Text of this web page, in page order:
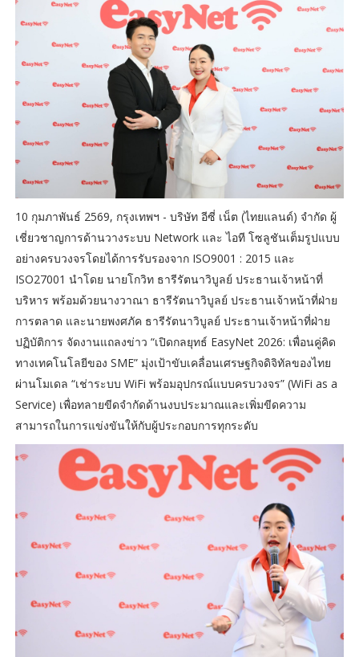
10 กุมภาพันธ์ 2569, กรุงเทพฯ - บริษัท อีซี่ เน็ต (ไทยแลนด์) จำกัด ผู้
เชี่ยวชาญการด้านวางระบบ Network และ ไอที โซลูชันเต็มรูปแบบ
อย่างครบวงจรโดยได้การรับรองจาก ISO9001 : 2015 และ
ISO27001 นำโดย นายโกวิท ธารีรัตนาวิบูลย์ ประธานเจ้าหน้าที่
บริหาร พร้อมด้วยนางวาณา ธารีรัตนาวิบูลย์ ประธานเจ้าหน้าที่ฝ่าย
การตลาด และนายพงศภัค ธารีรัตนาวิบูลย์ ประธานเจ้าหน้าที่ฝ่าย
ปฏิบัติการ จัดงานแถลงข่าว “เปิดกลยุทธ์ EasyNet 2026: เพื่อนคู่คิด
ทางเทคโนโลยีของ SME” มุ่งเป้าขับเคลื่อนเศรษฐกิจดิจิทัลของไทย
ผ่านโมเดล “เช่าระบบ WiFi พร้อมอุปกรณ์แบบครบวงจร” (WiFi as a
Service) เพื่อทลายขีดจำกัดด้านงบประมาณและเพิ่มขีดความ
สามารถในการแข่งขันให้กับผู้ประกอบการทุกระดับ